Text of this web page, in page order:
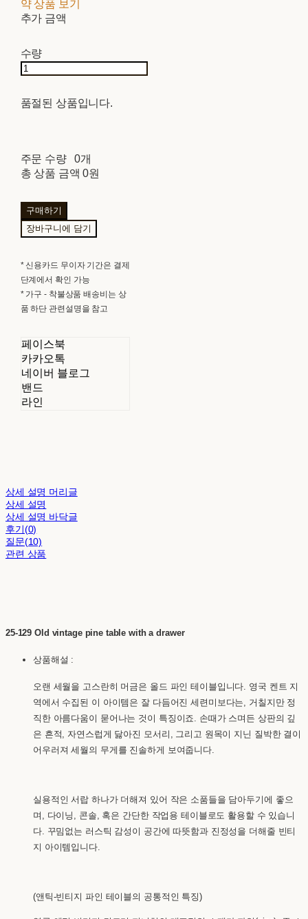
약 상품 보기
추가 금액
수량
품절된 상품입니다.
주문 수량
0개
총 상품 금액 0원
구매하기
장바구니에 담기
* 신용카드 무이자 기간은 결제
단계에서 확인 가능
* 가구 - 착불상품 배송비는 상
품 하단 관련설명을 참고
페이스북
카카오톡
네이버 블로그
밴드
라인
상세 설명 머리글
상세 설명
상세 설명 바닥글
후기(0)
질문(10)
관련 상품
25-129 Old vintage pine table with a drawer
상품해설 :
오랜 세월을 고스란히 머금은 올드 파인 테이블입니다. 영국 켄트 지
역에서 수집된 이 아이템은 잘 다듬어진 세련미보다는, 거칠지만 정
직한 아름다움이 묻어나는 것이 특징이죠. 손때가 스며든 상판의 깊
은 흔적, 자연스럽게 닳아진 모서리, 그리고 원목이 지닌 질박한 결이
어우러져 세월의 무게를 진솔하게 보여줍니다.
실용적인 서랍 하나가 더해져 있어 작은 소품들을 담아두기에 좋으
며, 다이닝, 콘솔, 혹은 간단한 작업용 테이블로도 활용할 수 있습니
다. 꾸밈없는 러스틱 감성이 공간에 따뜻함과 진정성을 더해줄 빈티
지 아이템입니다.
(앤틱-빈티지 파인 테이블의 공통적인 특징)